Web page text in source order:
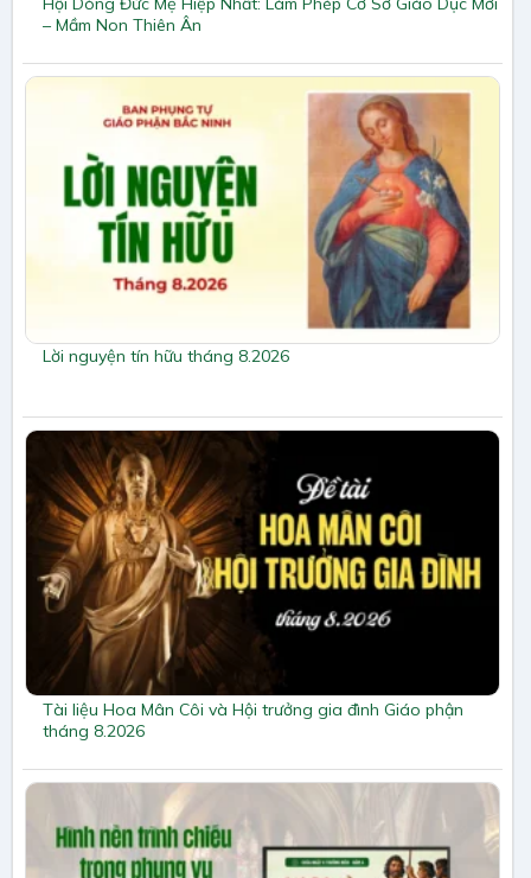
– Mầm Non Thiên Ân
Lời nguyện tín hữu tháng 8.2026
Tài liệu Hoa Mân Côi và Hội trưởng gia đình Giáo phận
tháng 8.2026